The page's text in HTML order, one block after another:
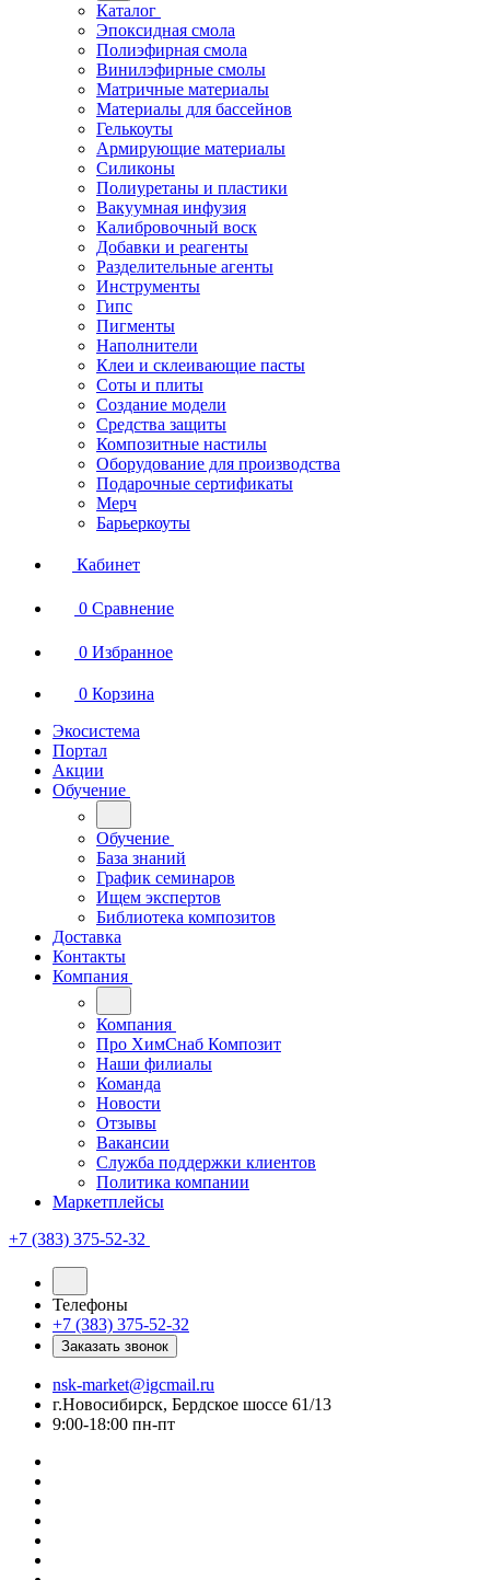
Каталог
Эпоксидная смола
Полиэфирная смола
Винилэфирные смолы
Матричные материалы
Материалы для бассейнов
Гелькоуты
Армирующие материалы
Силиконы
Полиуретаны и пластики
Вакуумная инфузия
Калибровочный воск
Добавки и реагенты
Разделительные агенты
Инструменты
Гипс
Пигменты
Наполнители
Клеи и склеивающие пасты
Соты и плиты
Создание модели
Средства защиты
Композитные настилы
Оборудование для производства
Подарочные сертификаты
Мерч
Барьеркоуты
Кабинет
0 Сравнение
0 Избранное
0 Корзина
Экосистема
Портал
Акции
Обучение
Обучение
База знаний
График семинаров
Ищем экспертов
Библиотека композитов
Доставка
Контакты
Компания
Компания
Про ХимСнаб Композит
Наши филиалы
Команда
Новости
Отзывы
Вакансии
Служба поддержки клиентов
Политика компании
Маркетплейсы
+7 (383) 375-52-32
Телефоны
+7 (383) 375-52-32
Заказать звонок
nsk-market@igcmail.ru
г.Новосибирск, Бердское шоссе 61/13
9:00-18:00 пн-пт